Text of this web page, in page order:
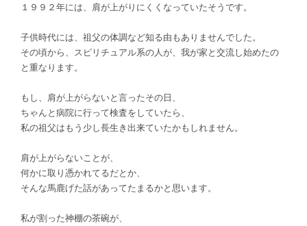
１９９２年には、肩が上がりにくくなっていたそうです。
子供時代には、祖父の体調など知る由もありませんでした。
その頃から、スピリチュアル系の人が、我が家と交流し始めたの
と重なります。
もし、肩が上がらないと言ったその日、
ちゃんと病院に行って検査をしていたら、
私の祖父はもう少し長生き出来ていたかもしれません。
肩が上がらないことが、
何かに取り憑かれてるだとか、
そんな馬鹿げた話があってたまるかと思います。
私が割った神棚の茶碗が、